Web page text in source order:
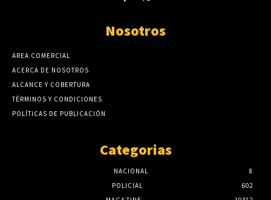
Nosotros
AREA COMERCIAL
ACERCA DE NOSOTROS
ALCANCE Y COBERTURA
TÉRMINOS Y CONDICIONES
POLÍTICAS DE PUBLICACIÓN
Categorias
NACIONAL
8
POLICIAL
602